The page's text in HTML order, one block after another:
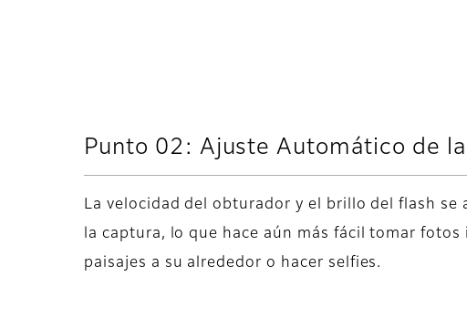
Punto 02: Ajuste Automático de
La velocidad del obturador y el brillo del flash
la captura, lo que hace aún más fácil tomar
paisajes a su alrededor o hacer selfies.